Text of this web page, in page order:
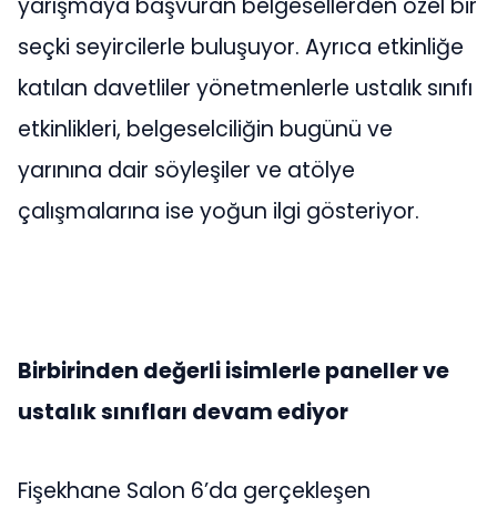
yarışmaya başvuran belgesellerden özel bir
seçki seyircilerle buluşuyor. Ayrıca etkinliğe
katılan davetliler yönetmenlerle ustalık sınıfı
etkinlikleri, belgeselciliğin bugünü ve
yarınına dair söyleşiler ve atölye
çalışmalarına ise yoğun ilgi gösteriyor.
Birbirinden değerli isimlerle paneller ve
ustalık sınıfları devam ediyor
Fişekhane Salon 6’da gerçekleşen